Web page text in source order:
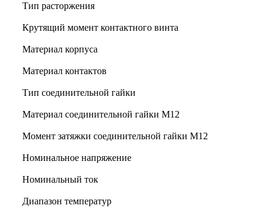
Тип расторжения
Крутящий момент контактного винта
Материал корпуса
Материал контактов
Тип соединительной гайки
Материал соединительной гайки M12
Момент затяжки соединительной гайки M12
Номинальное напряжение
Номинальный ток
Диапазон температур